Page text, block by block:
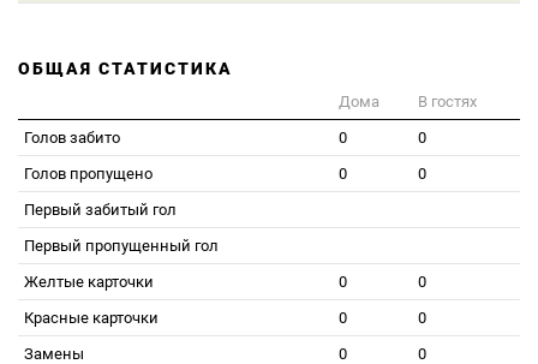
ОБЩАЯ СТАТИСТИКА
Дома
В гостях
Голов забито
0
0
Голов пропущено
0
0
Первый забитый гол
Первый пропущенный гол
Желтые карточки
0
0
Красные карточки
0
0
Замены
0
0